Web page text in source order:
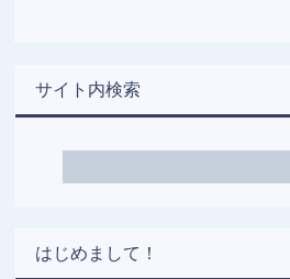
サイト内検索
はじめまして！